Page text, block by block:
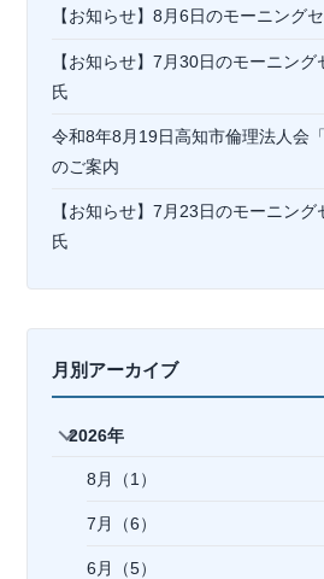
【お知らせ】8月6日のモーニング
【お知らせ】7月30日のモーニン
氏
令和8年8月19日高知市倫理法人会
のご案内
【お知らせ】7月23日のモーニン
氏
月別アーカイブ
2026年
8月（1）
7月（6）
6月（5）